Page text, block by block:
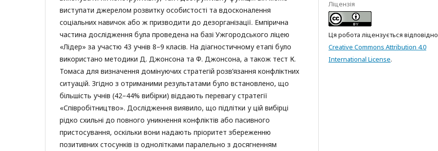
виступати джерелом розвитку особистості та вдосконалення
соціальних навичок або ж призводити до дезорганізації. Емпірична
частина дослідження була проведена на базі Ужгородського ліцею
«Лідер» за участю 43 учнів 8–9 класів. На діагностичному етапі було
використано методики Д. Джонсона та Ф. Джонсона, а також тест К.
Томаса для визначення домінуючих стратегій розв’язання конфліктних
ситуацій. Згідно з отриманими результатами було встановлено, що
більшість учнів (42–44% вибірки) віддають перевагу стратегії
«Співробітництво». Дослідження виявило, що підлітки у цій вибірці
рідко схильні до повного уникнення конфліктів або пасивного
пристосування, оскільки вони надають пріоритет збереженню
позитивних стосунків із однолітками паралельно з досягненням
Ліцензія
Ця робота ліцензується
Creative Commons Attribution 4.0
International License.